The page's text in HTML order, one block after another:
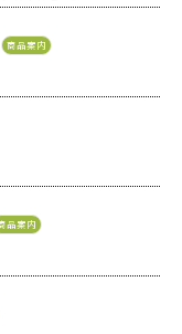
商品案内
品案内